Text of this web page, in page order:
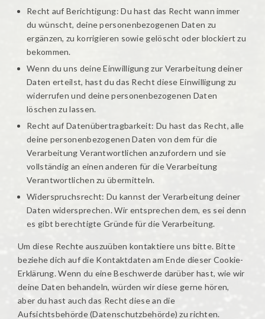
Recht auf Berichtigung: Du hast das Recht wann immer
du wünscht, deine personenbezogenen Daten zu
ergänzen, zu korrigieren sowie gelöscht oder blockiert zu
bekommen.
Wenn du uns deine Einwilligung zur Verarbeitung deiner
Daten erteilst, hast du das Recht diese Einwilligung zu
widerrufen und deine personenbezogenen Daten
löschen zu lassen.
Recht auf Datenübertragbarkeit: Du hast das Recht, alle
deine personenbezogenen Daten von dem für die
Verarbeitung Verantwortlichen anzufordern und sie
vollständig an einen anderen für die Verarbeitung
Verantwortlichen zu übermitteln.
Widerspruchsrecht: Du kannst der Verarbeitung deiner
Daten widersprechen. Wir entsprechen dem, es sei denn
es gibt berechtigte Gründe für die Verarbeitung.
Um diese Rechte auszuüben kontaktiere uns bitte. Bitte
beziehe dich auf die Kontaktdaten am Ende dieser Cookie-
Erklärung. Wenn du eine Beschwerde darüber hast, wie wir
deine Daten behandeln, würden wir diese gerne hören,
aber du hast auch das Recht diese an die
Aufsichtsbehörde (Datenschutzbehörde) zu richten.